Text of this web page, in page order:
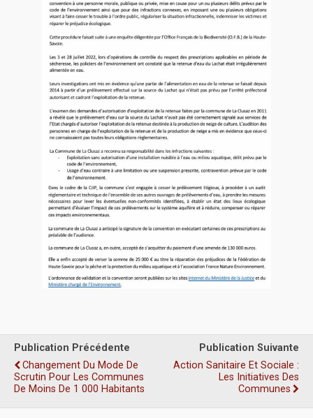
Publication Précédente
Changement Du Mode De
Scrutin Pour Les Communes
De Moins De 1 000 Habitants
Publication Suivante
Action Sanitaire Et Sociale :
Les Initiatives Des
Communes